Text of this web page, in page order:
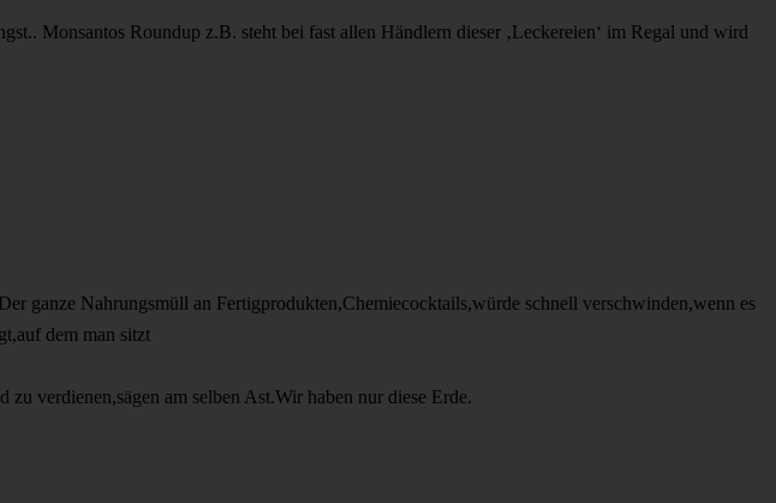
Monsantos Roundup z.B. steht bei fast allen Händlern dieser ‚Leckereien‘ im Regal und wird
ganze Nahrungsmüll an Fertigprodukten,Chemiecocktails,würde schnell verschwinden,wenn es
dem man sitzt
verdienen,sägen am selben Ast.Wir haben nur diese Erde.